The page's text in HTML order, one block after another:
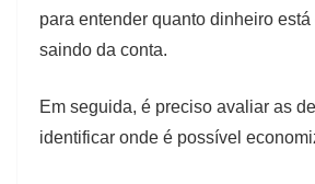
para entender quanto dinheiro
saindo da conta.
Em seguida, é preciso avaliar as
identificar onde é possível